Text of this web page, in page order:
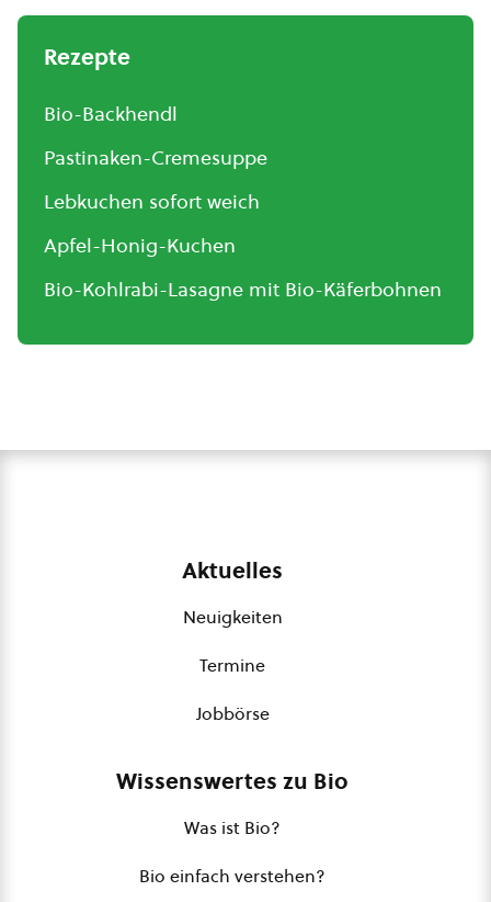
Rezepte
Bio-Backhendl
Pastinaken-Cremesuppe
Lebkuchen sofort weich
Apfel-Honig-Kuchen
Bio-Kohlrabi-Lasagne mit Bio-Käferbohnen
Aktuelles
Neuigkeiten
Termine
Jobbörse
Wissenswertes zu Bio
Was ist Bio?
Bio einfach verstehen?